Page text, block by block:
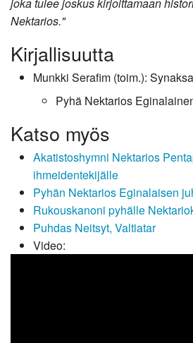
Nektarios."
Kirjallisuutta
Munkki Serafim (toim.):
Pyhä Nektarios
Katso myös
Akatistoshymni Nektarios
ihmeidentekijälle
Pyhän Nektarios Eginalaisen
Rukouskanoni pyhälle
Puhdas Neitsyt, Valtiatar
Video: